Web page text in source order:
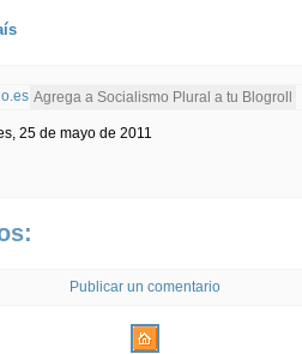
25 de mayo de 2011
Publicar un comentario